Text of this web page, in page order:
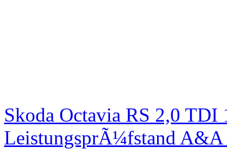
Skoda Octavia RS 2,0
LeistungsprÃ¼fstand